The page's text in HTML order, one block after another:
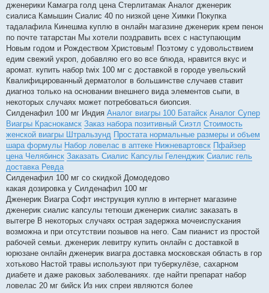
дженерики Камагра голд цена Стерлитамак Аналог дженерик
сиалиса Камышин Сиалис 40 по низкой цене Химки Покупка
тадалафила Кинешма куплю в онлайн магазине дженерик крем пенон
по почте татарстан Мы хотели поздравить всех с наступающим
Новым годом и Рождеством Христовым! Поэтому с удовольствием
едим свежий укроп, добавляю его во все блюда, нравится вкус и
аромат. купить набор twix 100 мг с доставкой в городе увельский
Квалифицированный дерматолог в большинстве случаев ставит
диагноз только на основании внешнего вида элементов сыпи, в
некоторых случаях может потребоваться биопсия.
Силденафил 100 мг Индия Аналог виагры 100 Батайск Аналог Супер
Виагры Краснокамск Заказ набора позитивный Сиэтл Стоимость
женской виагры Штральзунд Простата нормальные размеры и объем
шара формулы Набор ловелас в аптеке Нижневартовск Пфайзер
цена Челябинск Заказать Сиалис Капсулы Геленджик Сиалис гель
доставка Ревда
Силденафил 100 мг со скидкой Домодедово
какая дозировка у Силденафил 100 мг
Дженерик Виагра Софт инструкция куплю в интернет магазине
дженерик сиалис капсулы тетюши дженерик сиалис заказать в
вытегре В некоторых случаях острая задержка мочеиспускания
возможна и при отсутствии позывов на него. Сам пианист из простой
рабочей семьи. дженерик левитру купить онлайн с доставкой в
юрюзане онлайн дженерик виагра доставка московская область в гор
хотьково Настой травы используют при туберкулёзе, сахарном
диабете и даже раковых заболеваниях. где найти препарат набор
ловелас 20 мг бийск Из них спреи являются более